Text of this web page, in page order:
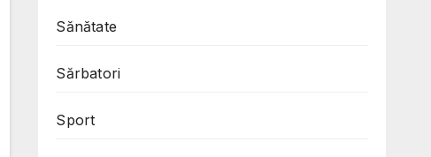
Sănătate
Sărbatori
Sport